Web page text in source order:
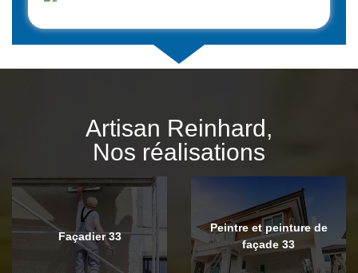
Artisan Reinhard,
Nos réalisations
Façadier 33
Peintre et peinture de
façade 33